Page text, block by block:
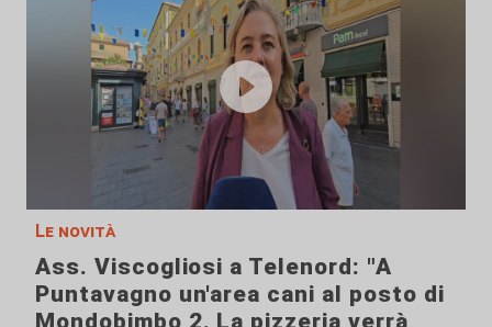
Le novità
Ass. Viscogliosi a Telenord: "A
Puntavagno un'area cani al posto di
Mondobimbo 2. La pizzeria verrà